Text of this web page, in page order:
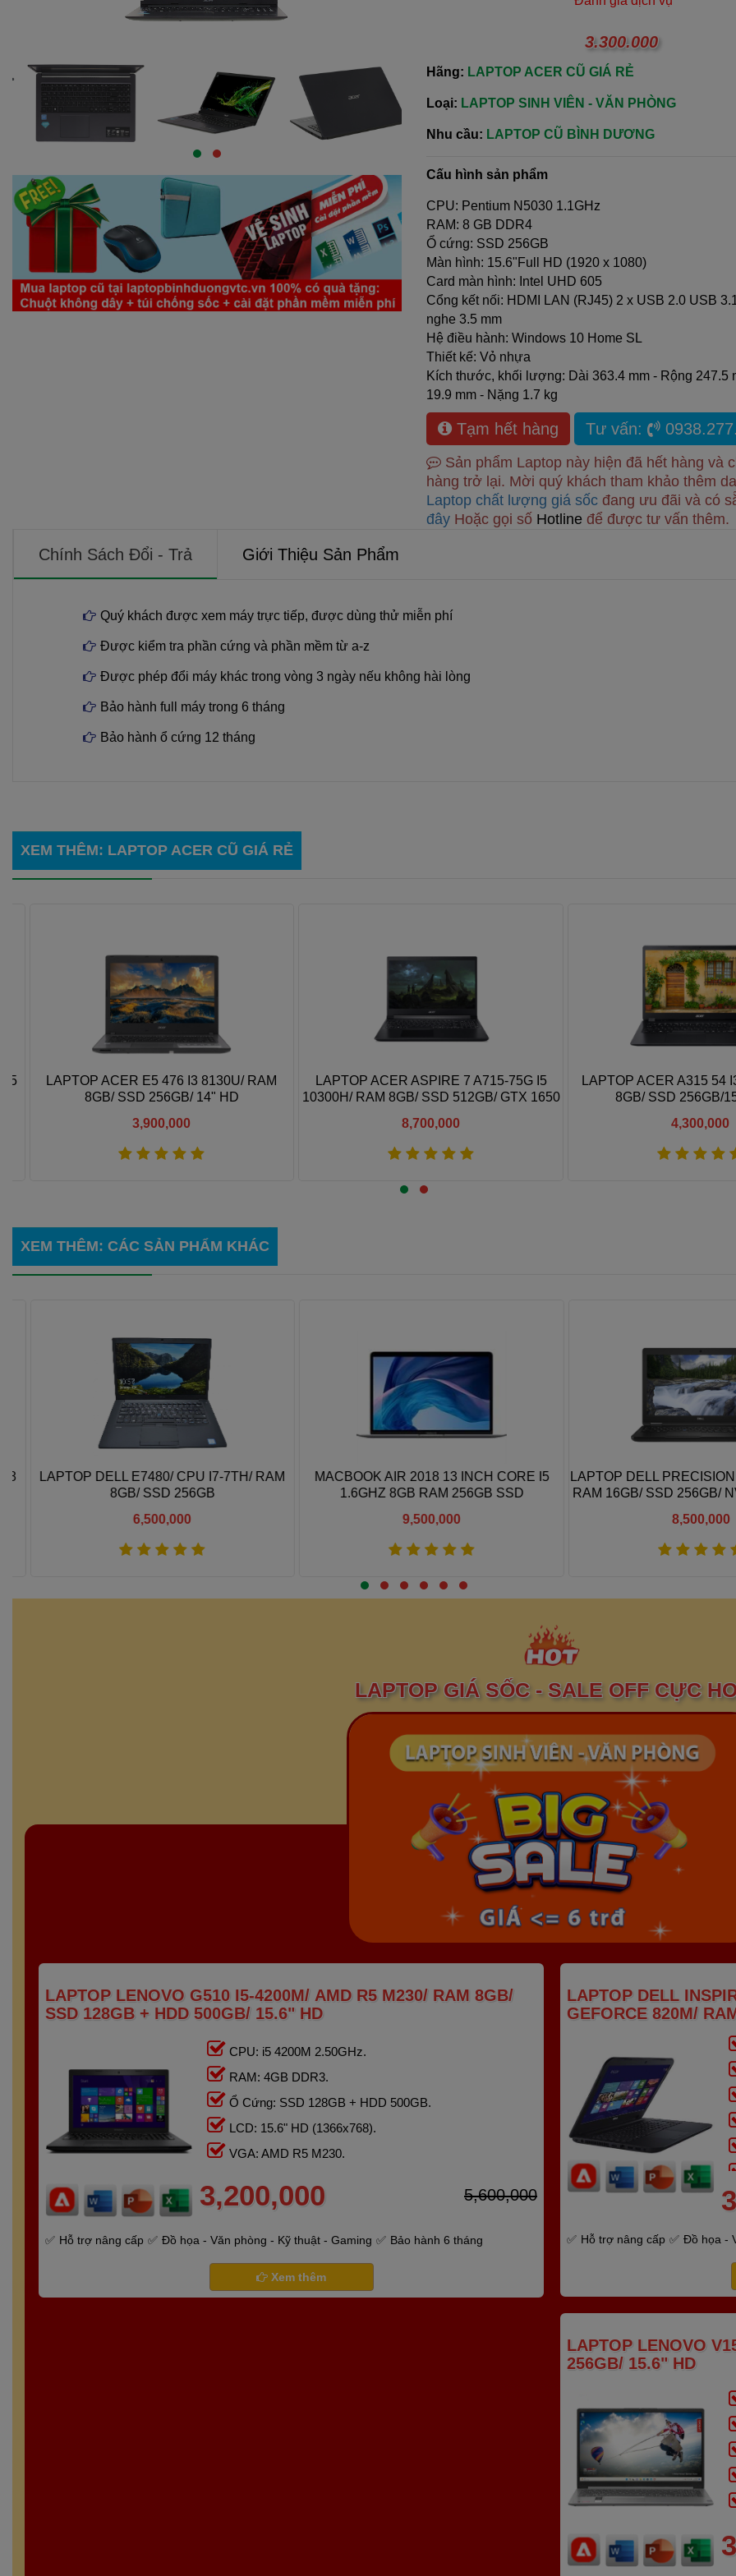
3.300.000
Hãng: LAPTOP ACER CŨ GIÁ RẺ
Loại: LAPTOP SINH VIÊN - VĂN PHÒNG
Nhu cầu: LAPTOP CŨ BÌNH DƯƠNG
Cấu hình sản phẩm
CPU: Pentium N5030 1.1GHz
RAM: 8 GB DDR4
Ổ cứng: SSD 256GB
Màn hình: 15.6"Full HD (1920 x 1080)
Card màn hình: Intel UHD 605
Cổng kết nối: HDMI LAN (RJ45) 2 x USB 2.0 USB
nghe 3.5 mm
Hệ điều hành: Windows 10 Home SL
Thiết kế: Vỏ nhựa
Kích thước, khối lượng: Dài 363.4 mm - Rộng 247.5
19.9 mm - Nặng 1.7 kg
Tạm hết hàng Tư vấn:
Sản phẩm Laptop này hiện đã hết hàng và
hàng trở lại. Mời quý khách tham khảo thêm
Laptop chất lượng giá sốc đang ưu đãi và có
đây Hoặc gọi số Hotline để được tư vấn thêm.
Chính Sách Đổi - Trả Giới Thiệu Sản Phẩm
Quý khách được xem máy trực tiếp, được dùng thử miễn phí
Được kiểm tra phần cứng và phần mềm từ a-z
Được phép đổi máy khác trong vòng 3 ngày nếu không hài lòng
Bảo hành full máy trong 6 tháng
Bảo hành ổ cứng 12 tháng
XEM THÊM: LAPTOP ACER CŨ GIÁ RẺ
LAPTOP ACER E5 476 I3 8130U/ RAM
8GB/ SSD 256GB/ 14" HD
3,900,000
LAPTOP ACER ASPIRE 7 A715-75G I5
10300H/ RAM 8GB/ SSD 512GB/ GTX 1650
8,700,000
Xem thêm
LAPTOP ACER A315 54 I3
8GB/ SSD 256GB/
4,300,000
XEM THÊM: CÁC SẢN PHẨM KHÁC
LAPTOP DELL E7480/ CPU I7-7TH/ RAM
8GB/ SSD 256GB
6,500,000
MACBOOK AIR 2018 13 INCH CORE I5
1.6GHZ 8GB RAM 256GB SSD
9,500,000
Xem thêm
LAPTOP DELL PRECISION
RAM 16GB/ SSD 256GB/
8,500,000
LAPTOP GIÁ SỐC - SALE OFF CỰC
LAPTOP LENOVO G510 I5-4200M/ AMD R5 M230/ RAM 8GB/
SSD 128GB + HDD 500GB/ 15.6" HD
CPU: i5 4200M 2.50GHz.
RAM: 4GB DDR3.
Ổ Cứng: SSD 128GB + HDD 500GB.
LCD: 15.6" HD (1366x768).
VGA: AMD R5 M230.
3,200,000 5,600,000
Hỗ trợ nâng cấp Đồ họa - Văn phòng - Kỹ thuật - Gaming Bảo hành 6 tháng
Xem thêm
LAPTOP DELL
GEFORCE 820M/
Hỗ trợ nâng cấp Đồ họa -
LAPTOP LENOVO
256GB/ 15.6" HD